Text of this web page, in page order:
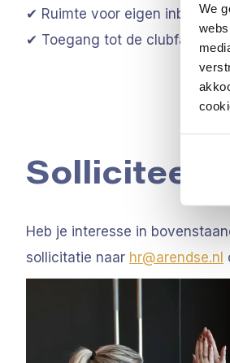
We
✔ Ruimte voor eigen inbreng
✔ Toegang tot de
Solliciteer
Heb je interesse in
sollicitatie naar hr@arendse.nl